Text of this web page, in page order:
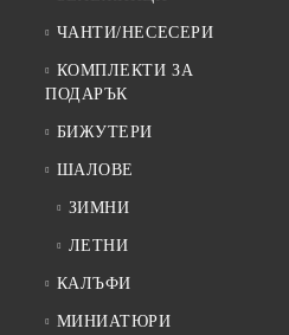
ЧАНТИ/НЕСЕСЕРИ
КОМПЛЕКТИ ЗА
ПОДАРЪК
БИЖУТЕРИ
ШАЛОВЕ
ЗИМНИ
ЛЕТНИ
КАЛЪФИ
МИНИАТЮРИ